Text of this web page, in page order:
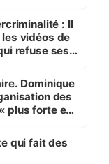
: Il
vidéos de
refuse ses
Dominique
des
plus forte et
»
qui fait des